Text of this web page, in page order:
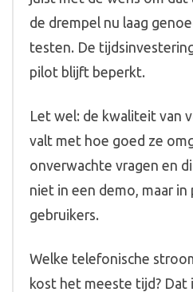
de drempel nu laag
testen. De
pilot blijft beperkt.
Let wel: de kwaliteit van
valt met hoe goed ze
onverwachte vragen en
niet in een demo, maar
gebruikers.
Welke telefonische
kost het meeste tijd?